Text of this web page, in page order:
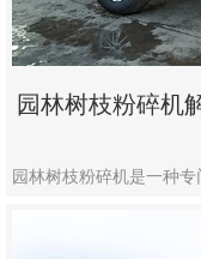
园林树枝粉碎机
园林树枝粉碎机是一种